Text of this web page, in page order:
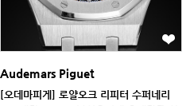
Audemars Piguet